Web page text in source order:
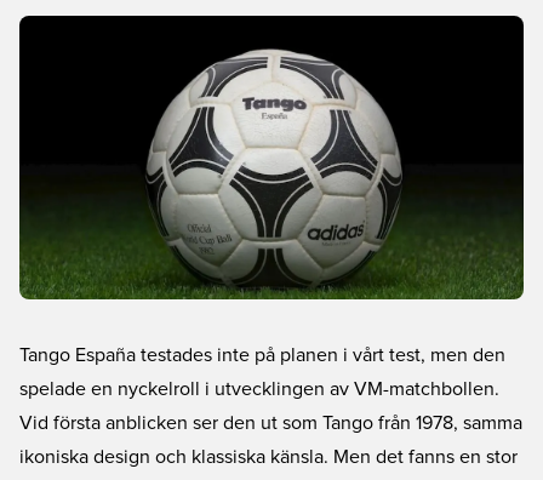
Tango España testades inte på planen i vårt test, men den
spelade en nyckelroll i utvecklingen av VM-matchbollen.
Vid första anblicken ser den ut som Tango från 1978, samma
ikoniska design och klassiska känsla. Men det fanns en stor